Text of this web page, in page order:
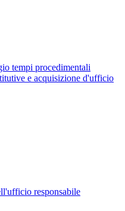
tempi procedimentali
e acquisizione d'ufficio
responsabile